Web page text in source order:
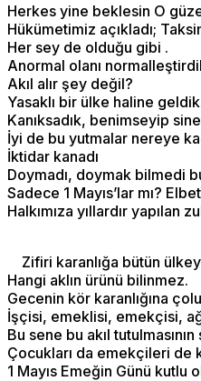
Herkes yine beklesin O
Hükümetimiz açıkladı;
Her sey de olduğu gibi .
Anormal olanı
Akıl alır şey değil?
Yasaklı bir ülke haline
Kanıksadık, benimseyip
İyi de bu yutmalar nereye
İktidar kanadı
Doymadı, doymak bilmedi
Sadece 1 Mayıs’lar mı?
Halkımıza yıllardır
Zifiri karanlığa bütün
Hangi aklın ürünü bilinmez.
Gecenin kör karanlığına
İşçisi, emeklisi, emekçisi,
Bu sene bu akıl
Çocukları da emekçileri de
1 Mayıs Emeğin Günü kutlu